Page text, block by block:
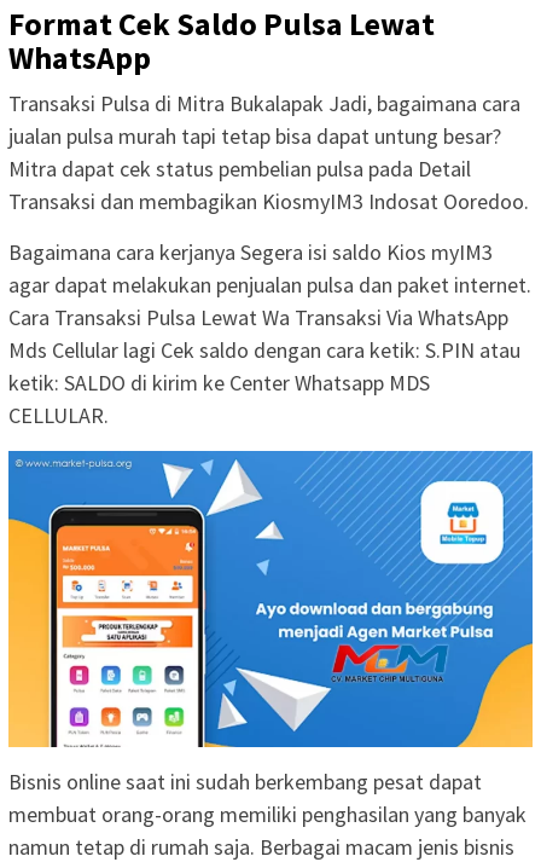
Format Cek Saldo Pulsa Lewat
WhatsApp
Transaksi Pulsa di Mitra Bukalapak Jadi, bagaimana cara
jualan pulsa murah tapi tetap bisa dapat untung besar?
Mitra dapat cek status pembelian pulsa pada Detail
Transaksi dan membagikan KiosmyIM3 Indosat Ooredoo.
Bagaimana cara kerjanya Segera isi saldo Kios myIM3
agar dapat melakukan penjualan pulsa dan paket internet.
Cara Transaksi Pulsa Lewat Wa Transaksi Via WhatsApp
Mds Cellular lagi Cek saldo dengan cara ketik: S.PIN atau
ketik: SALDO di kirim ke Center Whatsapp MDS
CELLULAR.
Bisnis online saat ini sudah berkembang pesat dapat
membuat orang-orang memiliki penghasilan yang banyak
namun tetap di rumah saja. Berbagai macam jenis bisnis